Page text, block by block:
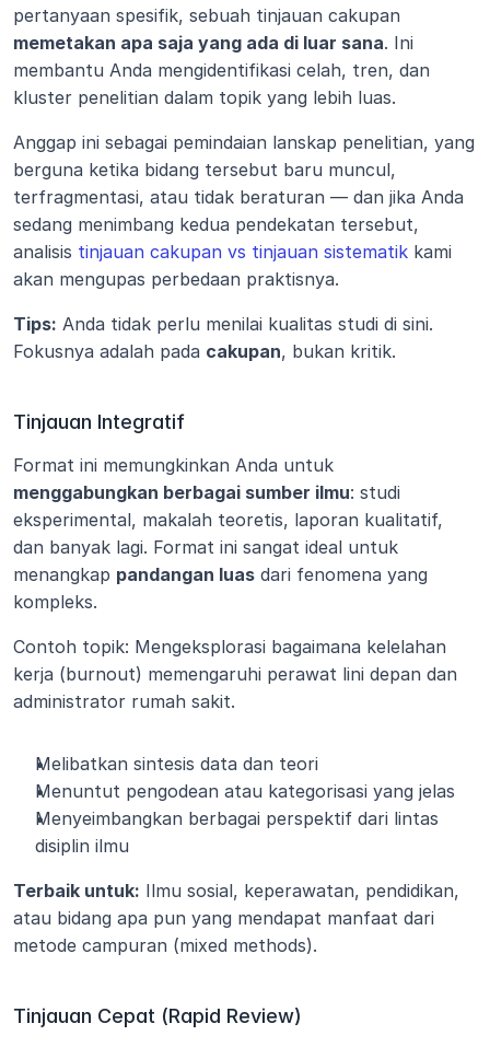
memetakan apa saja yang ada di luar sana. Ini
membantu Anda mengidentifikasi celah, tren, dan
kluster penelitian dalam topik yang lebih luas.
Anggap ini sebagai pemindaian lanskap penelitian, yang
berguna ketika bidang tersebut baru muncul,
terfragmentasi, atau tidak beraturan — dan jika Anda
sedang menimbang kedua pendekatan tersebut,
analisis tinjauan cakupan vs tinjauan sistematik kami
akan mengupas perbedaan praktisnya.
Tips: Anda tidak perlu menilai kualitas studi di sini.
Fokusnya adalah pada cakupan, bukan kritik.
Tinjauan Integratif
menggabungkan berbagai sumber ilmu: studi
eksperimental, makalah teoretis, laporan kualitatif,
dan banyak lagi. Format ini sangat ideal untuk
menangkap pandangan luas dari fenomena yang
kompleks.
Contoh topik: Mengeksplorasi bagaimana kelelahan
kerja (burnout) memengaruhi perawat lini depan dan
administrator rumah sakit.
Melibatkan sintesis data dan teori
Menuntut pengodean atau kategorisasi yang jelas
Menyeimbangkan berbagai perspektif dari lintas
disiplin ilmu
Terbaik untuk: Ilmu sosial, keperawatan, pendidikan,
atau bidang apa pun yang mendapat manfaat dari
metode campuran (mixed methods).
Tinjauan Cepat (Rapid Review)